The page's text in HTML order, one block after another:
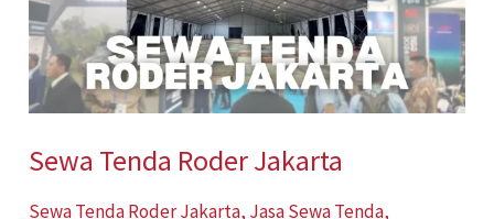
Sewa Tenda Roder Jakarta
Sewa Tenda Roder Jakarta, Jasa Sewa Tenda,